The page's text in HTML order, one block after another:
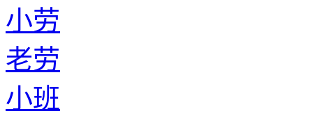
小劳
老劳
小班